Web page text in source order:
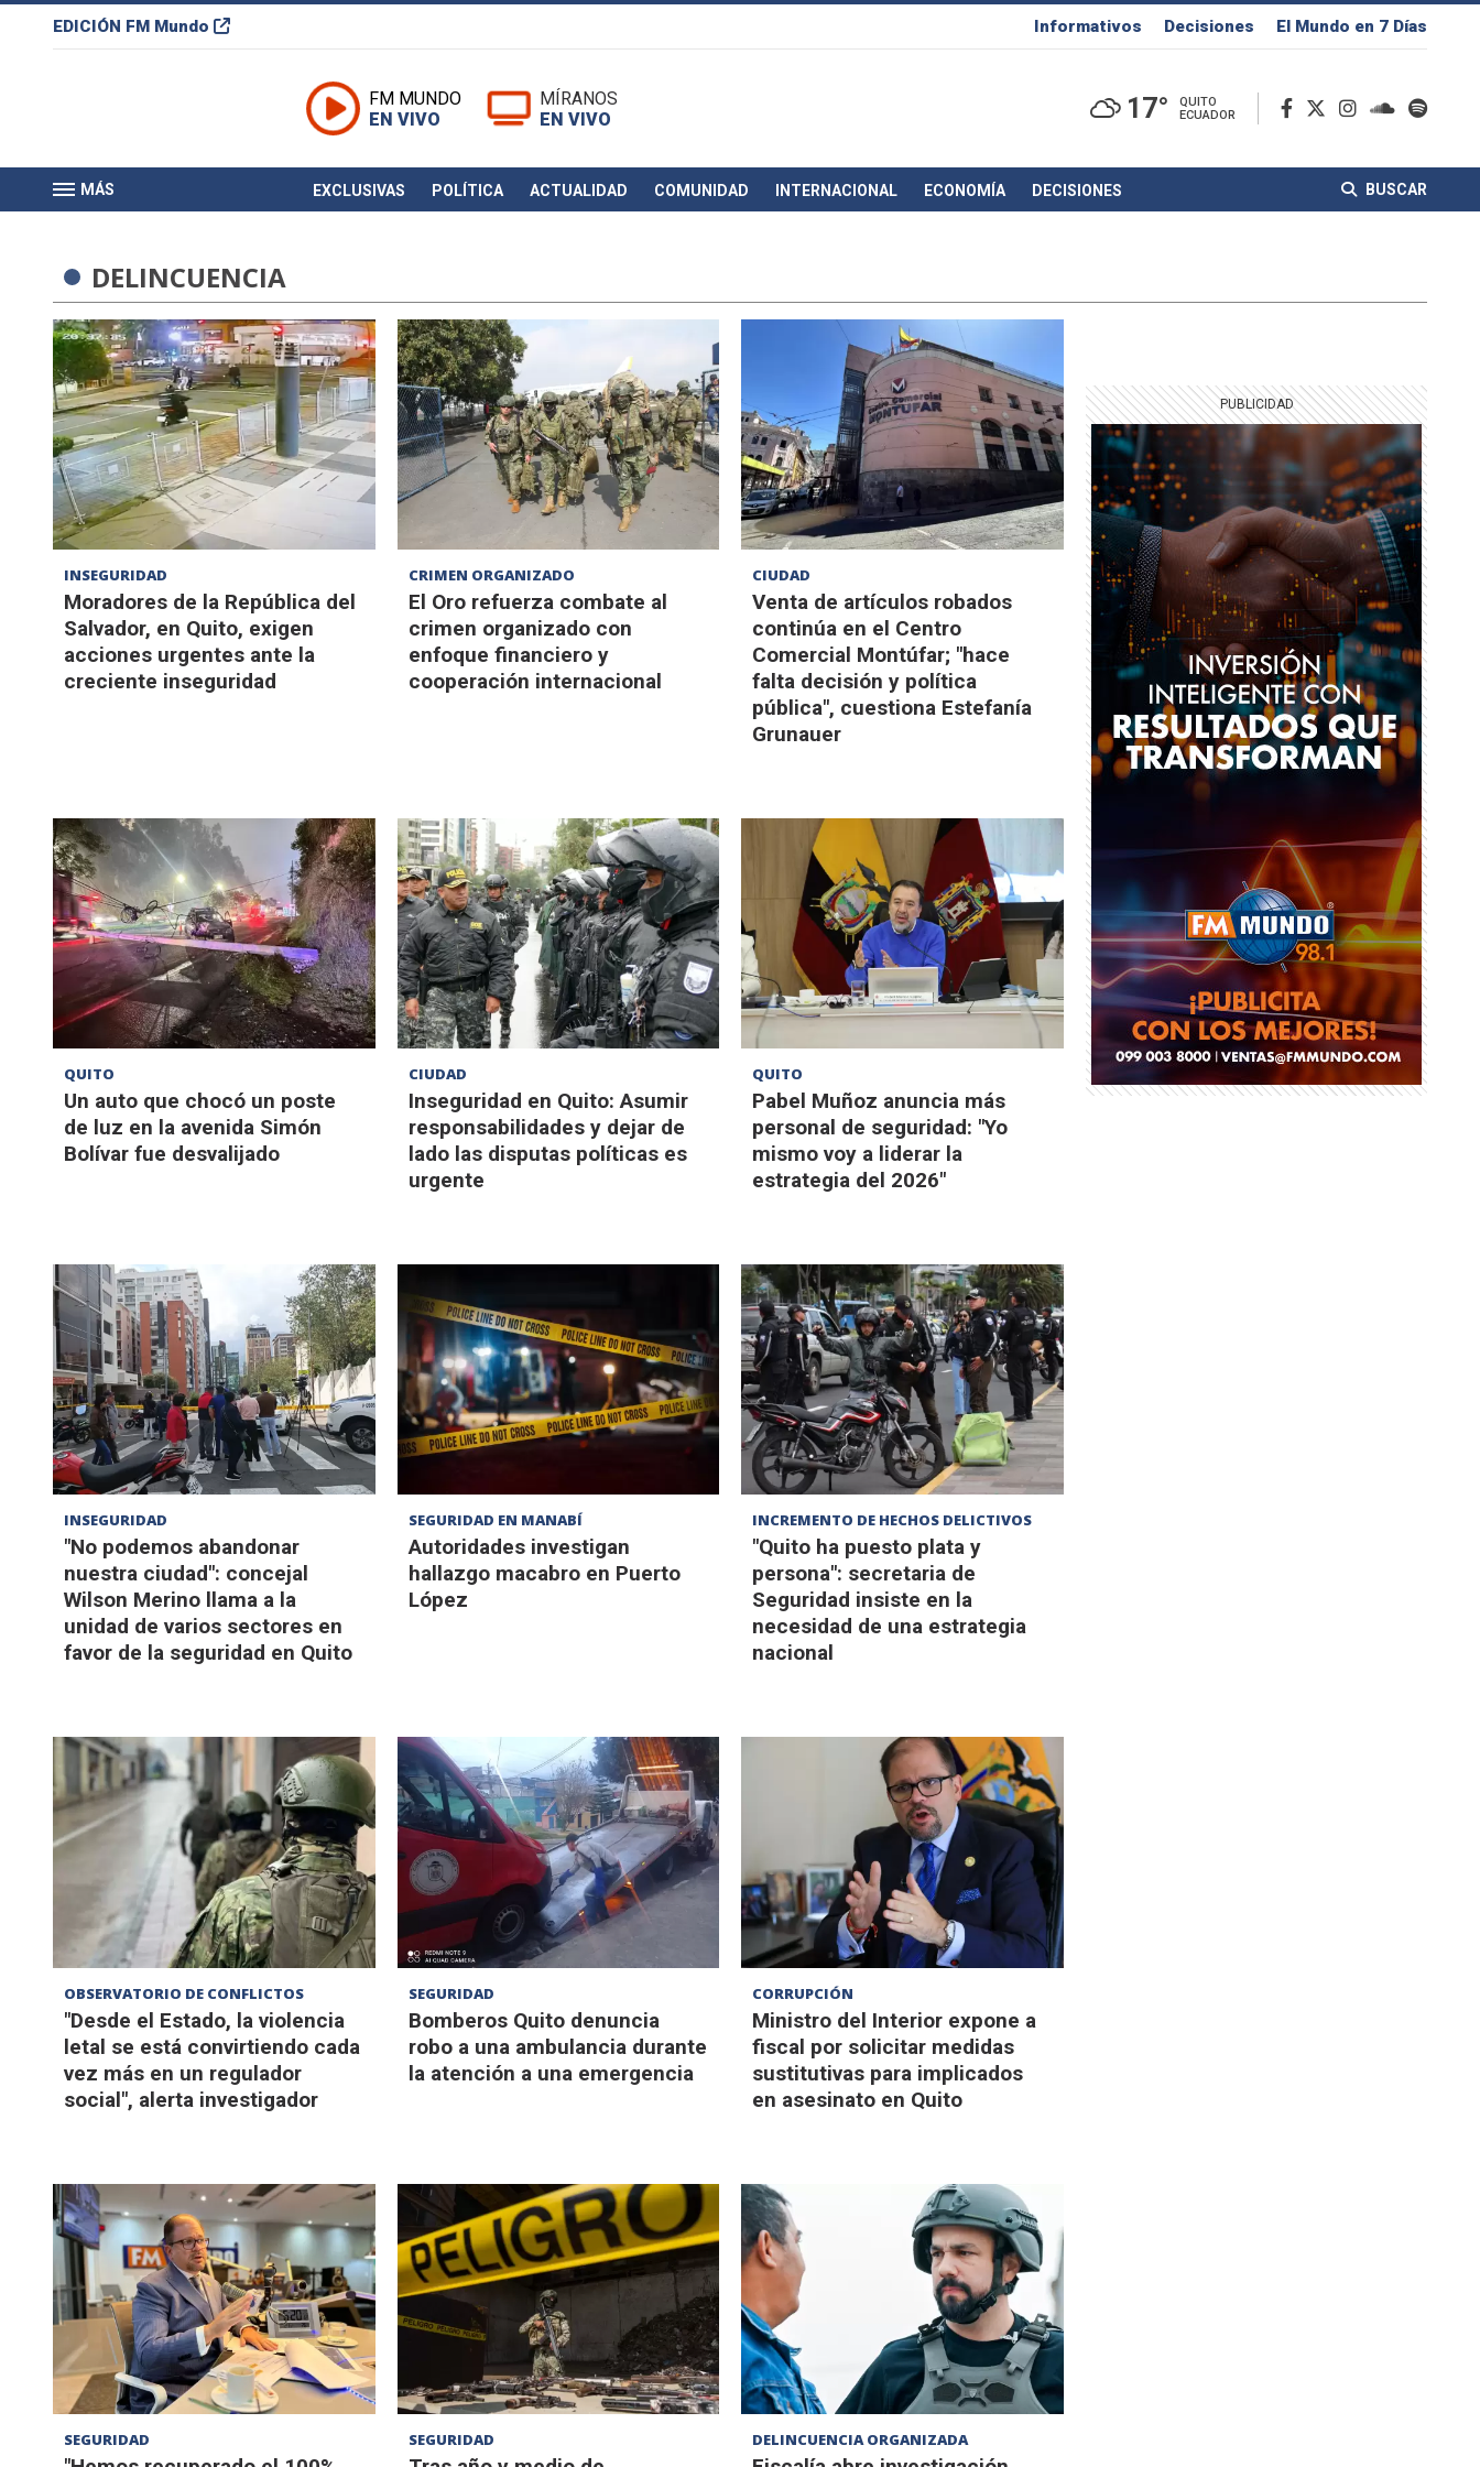
EDICIÓN FM Mundo Informativos Decisiones El Mundo en 7 Días
FM MUNDO
EN VIVO
MÍRANOS
EN VIVO
17°
QUITO
ECUADOR
MÁS EXCLUSIVAS POLÍTICA ACTUALIDAD COMUNIDAD INTERNACIONAL ECONOMÍA DECISIONES BUSCAR
DELINCUENCIA
INSEGURIDAD
Moradores de la República del
Salvador, en Quito, exigen
acciones urgentes ante la
creciente inseguridad
CRIMEN ORGANIZADO
El Oro refuerza combate al
crimen organizado con
enfoque financiero y
cooperación internacional
CIUDAD
Venta de artículos robados
continúa en el Centro
Comercial Montúfar; "hace
falta decisión y política
pública", cuestiona Estefanía
Grunauer
QUITO
Un auto que chocó un poste
de luz en la avenida Simón
Bolívar fue desvalijado
CIUDAD
Inseguridad en Quito: Asumir
responsabilidades y dejar de
lado las disputas políticas es
urgente
QUITO
Pabel Muñoz anuncia más
personal de seguridad: "Yo
mismo voy a liderar la
estrategia del 2026"
INSEGURIDAD
"No podemos abandonar
nuestra ciudad": concejal
Wilson Merino llama a la
unidad de varios sectores en
favor de la seguridad en Quito
SEGURIDAD EN MANABÍ
Autoridades investigan
hallazgo macabro en Puerto
López
INCREMENTO DE HECHOS DELICTIVOS
"Quito ha puesto plata y
persona": secretaria de
Seguridad insiste en la
necesidad de una estrategia
nacional
OBSERVATORIO DE CONFLICTOS
"Desde el Estado, la violencia
letal se está convirtiendo cada
vez más en un regulador
social", alerta investigador
SEGURIDAD
Bomberos Quito denuncia
robo a una ambulancia durante
la atención a una emergencia
CORRUPCIÓN
Ministro del Interior expone a
fiscal por solicitar medidas
sustitutivas para implicados
en asesinato en Quito
SEGURIDAD SEGURIDAD DELINCUENCIA ORGANIZADA